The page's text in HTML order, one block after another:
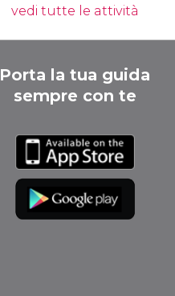
vedi tutte le attività
Porta la tua guida
sempre con te